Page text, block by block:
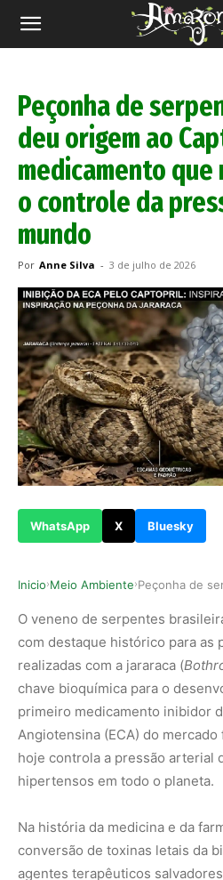
Revista
Peçonha de
deu origem ao
medicamento
o controle da
mundo
Por Anne Silva - 3 de julho de 2026
WhatsApp X Bluesky
Inicio›Meio Ambiente›
O veneno de serpentes
com destaque histórico para as
realizadas com a jararaca (
chave bioquímica para o
primeiro medicamento inibidor
Angiotensina (ECA) do
hoje controla a pressão arterial
hipertensos em todo o planeta.
Na história da medicina e da
conversão de toxinas letais da
agentes terapêuticos